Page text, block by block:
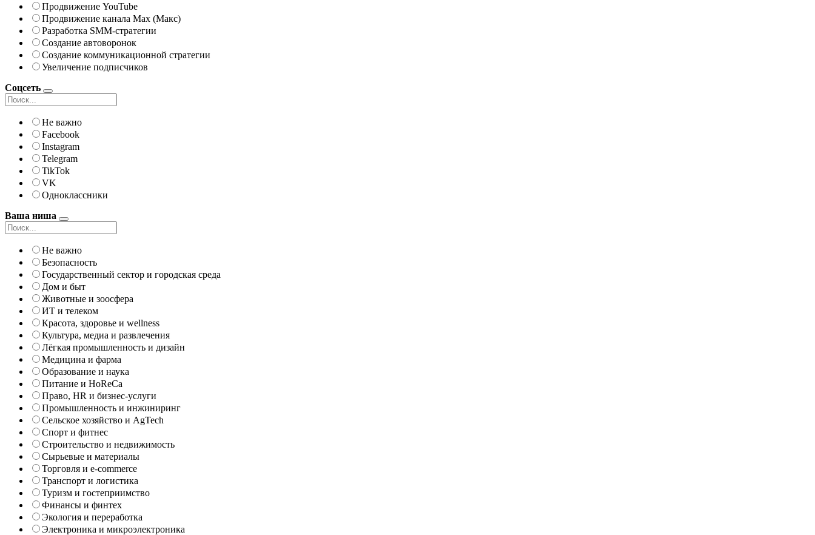
Продвижение YouTube
Продвижение канала Max (Макс)
Разработка SMM-стратегии
Создание автоворонок
Создание коммуникационной стратегии
Увеличение подписчиков
Соцсеть
Не важно
Facebook
Instagram
Telegram
TikTok
VK
Одноклассники
Ваша ниша
Не важно
Безопасность
Государственный сектор и городская среда
Дом и быт
Животные и зоосфера
ИТ и телеком
Красота, здоровье и wellness
Культура, медиа и развлечения
Лёгкая промышленность и дизайн
Медицина и фарма
Образование и наука
Питание и HoReCa
Право, HR и бизнес-услуги
Промышленность и инжиниринг
Сельское хозяйство и AgTech
Спорт и фитнес
Строительство и недвижимость
Сырьевые и материалы
Торговля и e-commerce
Транспорт и логистика
Туризм и гостеприимство
Финансы и финтех
Экология и переработка
Электроника и микроэлектроника